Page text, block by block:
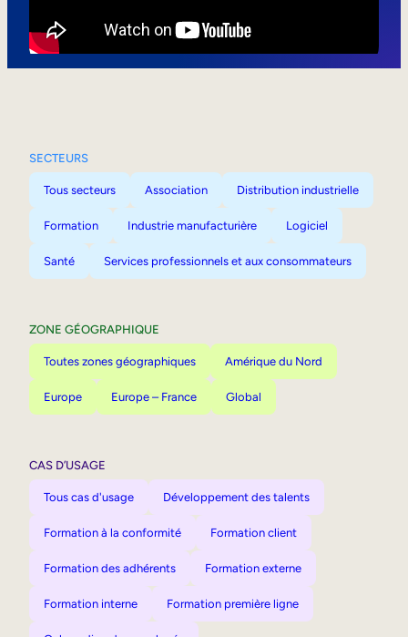
SECTEURS
Tous secteurs Association Distribution industrielle
Formation Industrie manufacturière Logiciel
Santé Services professionnels et aux consommateurs
ZONE GÉOGRAPHIQUE
Toutes zones géographiques Amérique du Nord
Europe Europe – France Global
CAS D’USAGE
Tous cas d'usage Développement des talents
Formation à la conformité Formation client
Formation des adhérents Formation externe
Formation interne Formation première ligne